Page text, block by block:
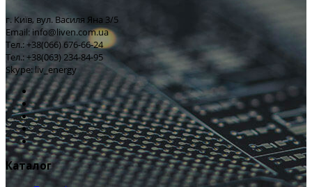
г. Київ, вул. Василя Яна 3/5
Email: info@liven.com.ua
Тел.: +38(066) 676-66-24
Тел.: +38(063) 234-84-95
Skype: liv_energy
Каталог